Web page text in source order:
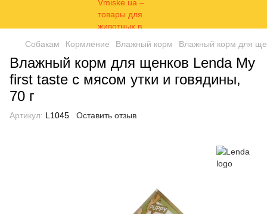
Собакам Кормление Влажный корм Влажный корм для
Влажный корм для щенков Lenda My
first taste с мясом утки и говядины,
70 г
Артикул: L1045 Оставить отзыв